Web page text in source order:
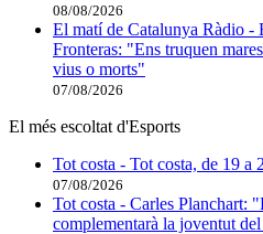
08/08/2026
El matí de Catalunya Ràdio -
Fronteras: "Ens truquen
vius o morts"
07/08/2026
El més escoltat d'Esports
Tot costa - Tot costa, de 19 a
07/08/2026
Tot costa - Carles Planchart:
complementarà la joventut